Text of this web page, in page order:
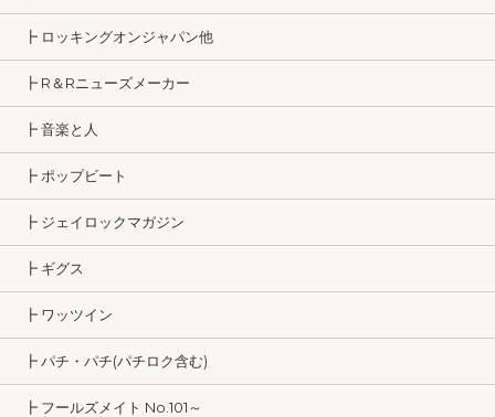
┣ ロッキングオンジャパン他
┣ R＆Rニューズメーカー
┣ 音楽と人
┣ ポップビート
┣ ジェイロックマガジン
┣ ギグス
┣ ワッツイン
┣ パチ・パチ(パチロク含む)
┣ フールズメイト No.101～